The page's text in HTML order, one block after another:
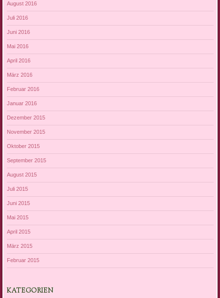
August 2016
Juli 2016
Juni 2016
Mai 2016
April 2016
März 2016
Februar 2016
Januar 2016
Dezember 2015
November 2015
Oktober 2015
September 2015
August 2015
Juli 2015
Juni 2015
Mai 2015
April 2015
März 2015
Februar 2015
KATEGORIEN